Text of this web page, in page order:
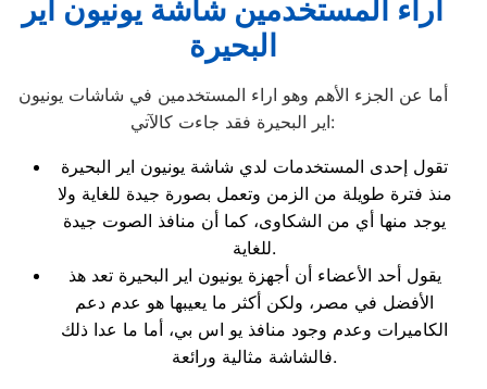
اراء المستخدمين شاشة يونيون اير
البحيرة
أما عن الجزء الأهم وهو اراء المستخدمين في شاشات يونيون
اير البحيرة فقد جاءت كالآتي:
تقول إحدى المستخدمات لدي شاشة يونيون اير البحيرة
منذ فترة طويلة من الزمن وتعمل بصورة جيدة للغاية ولا
يوجد منها أي من الشكاوى، كما أن منافذ الصوت جيدة
للغاية.
يقول أحد الأعضاء أن أجهزة يونيون اير البحيرة تعد هذ
الأفضل في مصر، ولكن أكثر ما يعيبها هو عدم دعم
الكاميرات وعدم وجود منافذ يو اس بي، أما ما عدا ذلك
فالشاشة مثالية ورائعة.